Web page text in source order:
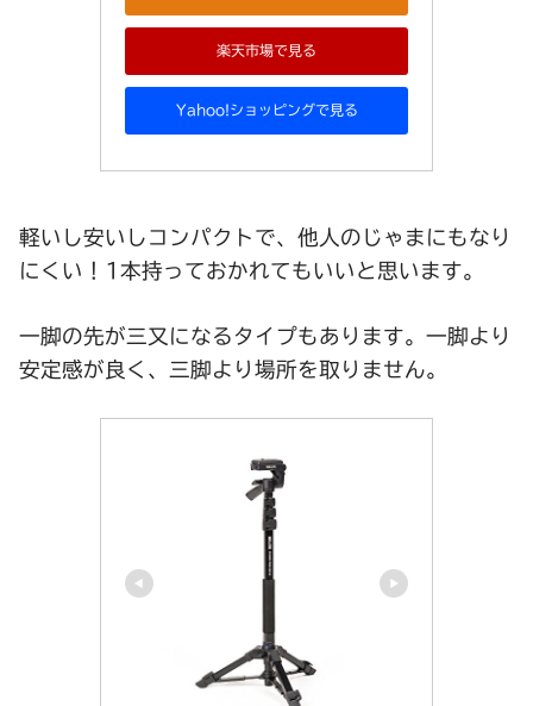
楽天市場で見る
Yahoo!ショッピングで見る
軽いし安いしコンパクトで、他人のじゃまにもなり
にくい！1本持っておかれてもいいと思います。
一脚の先が三又になるタイプもあります。一脚より
安定感が良く、三脚より場所を取りません。